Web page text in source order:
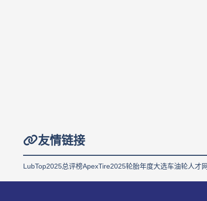
友情链接
LubTop2025总评榜ApexTire2025轮胎年度大选车油轮人才